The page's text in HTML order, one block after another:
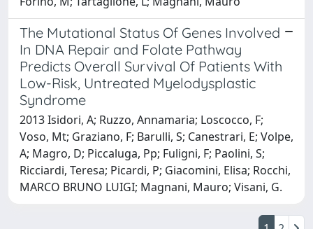
The Mutational Status Of Genes Involved
In DNA Repair and Folate Pathway
Predicts Overall Survival Of Patients With
Low-Risk, Untreated Myelodysplastic
Syndrome
2013 Isidori, A; Ruzzo, Annamaria; Loscocco, F;
Voso, Mt; Graziano, F; Barulli, S; Canestrari, E; Volpe,
A; Magro, D; Piccaluga, Pp; Fuligni, F; Paolini, S;
Ricciardi, Teresa; Picardi, P; Giacomini, Elisa; Rocchi,
MARCO BRUNO LUIGI; Magnani, Mauro; Visani, G.